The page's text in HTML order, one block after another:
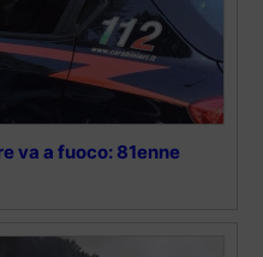
va a fuoco: 81enne